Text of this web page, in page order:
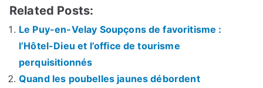
Related Posts:
Le Puy-en-Velay Soupçons de favoritisme :
l’Hôtel-Dieu et l’office de tourisme
perquisitionnés
Quand les poubelles jaunes débordent